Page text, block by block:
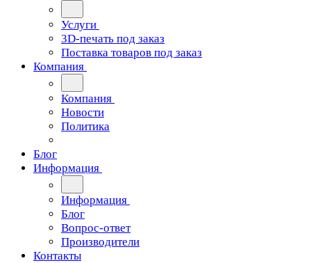
Услуги
3D-печать под заказ
Поставка товаров под заказ
Компания
Компания
Новости
Политика
Блог
Информация
Информация
Блог
Вопрос-ответ
Производители
Контакты